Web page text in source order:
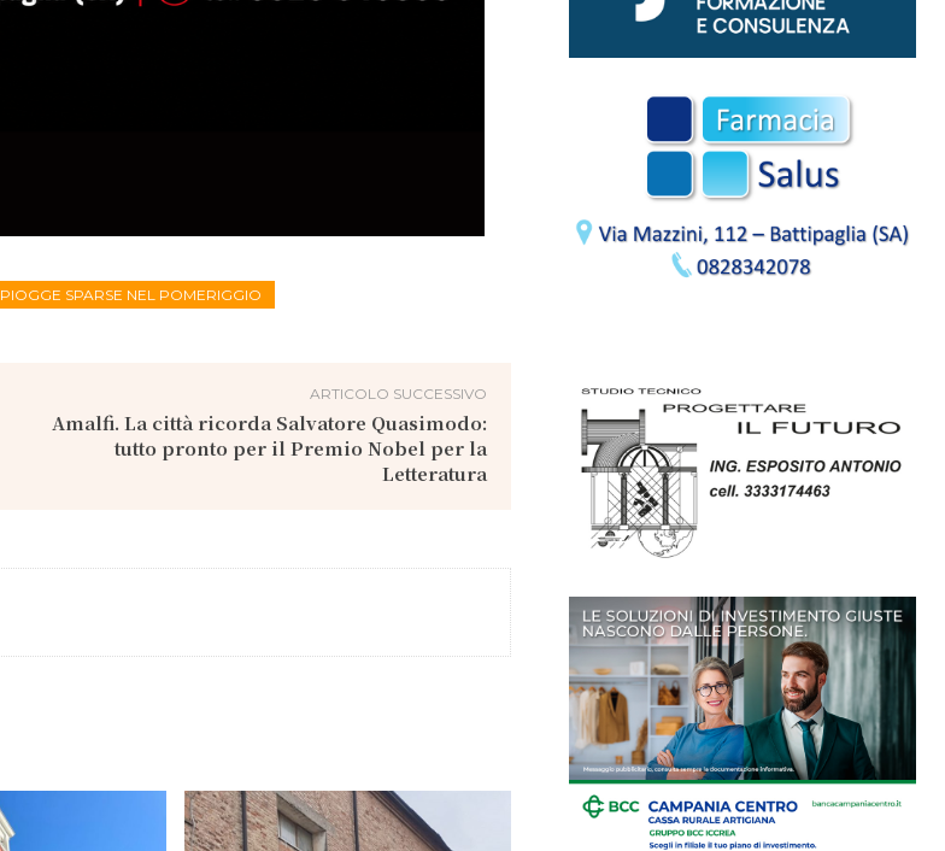
PIOGGE SPARSE NEL POMERIGGIO
ARTICOLO SUCCESSIVO
Amalfi. La città ricorda Salvatore Quasimodo:
tutto pronto per il Premio Nobel per la
Letteratura